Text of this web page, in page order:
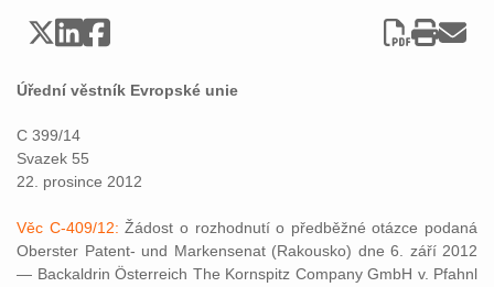
Úřední věstník Evropské unie
C 399/14
Svazek 55
22. prosince 2012
Věc C-409/12:Žádost o rozhodnutí o předběžné otázce podaná
Oberster Patent- und Markensenat (Rakousko) dne 6. září 2012
— Backaldrin Österreich The Kornspitz Company GmbH v. Pfahnl